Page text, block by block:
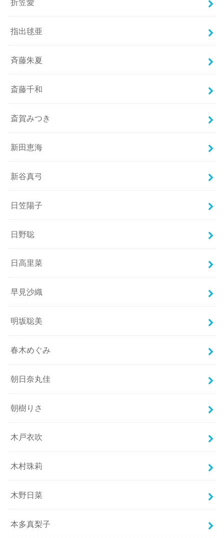
折笠愛
指出毬亜
斉藤朱夏
斎藤千和
斎賀みつき
新田恵海
新谷真弓
日笠陽子
日野聡
日高里菜
早見沙織
明坂聡美
春木めぐみ
朝日奈丸佳
朝樹りさ
木戸衣吹
木村珠莉
木野日菜
本多真梨子